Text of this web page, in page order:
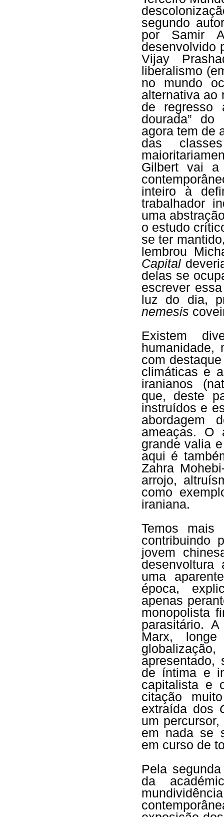
segundo
por Samir
desenvolvido
Vijay
liberalismo
no mundo
alternativa ao
de regresso
dourada”
agora tem de
das
Gilbert vai a
inteiro à
trabalhador
uma
o estudo
se ter
lembrou
Capital
delas se
escrever
luz do dia,
nemesis
Existem
humanidade,
com
climáticas e
iranianos
que, deste
instruídos e
abordagem
ameaças. O
grande valia
aqui é
Zahra
arrojo,
como
iraniana.
Temos
contribuindo
jovem
desenvoltura
uma
época,
apenas
monopolista
parasitário.
Marx,
apresentado,
de íntima e
capitalista e
citação
extraída dos
um
em nada se
em curso de
Pela
da